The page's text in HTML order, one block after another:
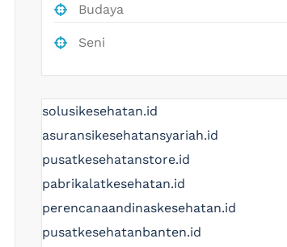
Budaya
Seni
solusikesehatan.id
asuransikesehatansyariah.id
pusatkesehatanstore.id
pabrikalatkesehatan.id
perencanaandinaskesehatan.id
pusatkesehatanbanten.id